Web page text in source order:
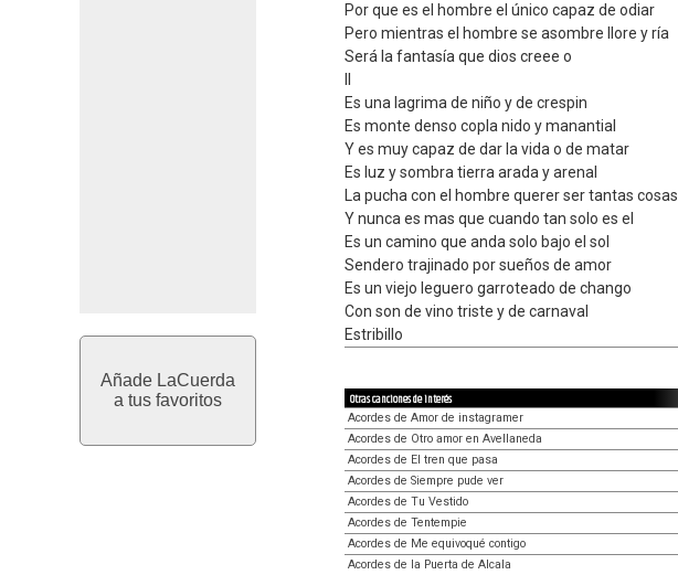
Añade LaCuerda
a tus favoritos
Por que es el hombre el único capaz de odiar
Pero mientras el hombre se asombre llore y ría
Será la fantasía que dios creee o
Es una lagrima de niño y de crespin
Es monte denso copla nido y manantial
Y es muy capaz de dar la vida o de matar
Es luz y sombra tierra arada y arenal
La pucha con el hombre querer ser tantas cosas
Y nunca es mas que cuando tan solo es el
Es un camino que anda solo bajo el sol
Sendero trajinado por sueños de amor
Es un viejo leguero garroteado de chango
Con son de vino triste y de carnaval
Estribillo
Otras canciones de interés
Acordes de Amor de instagramer
Acordes de Otro amor en Avellaneda
Acordes de El tren que pasa
Acordes de Siempre pude ver
Acordes de Tu Vestido
Acordes de Tentempie
Acordes de Me equivoqué contigo
Acordes de la Puerta de Alcala